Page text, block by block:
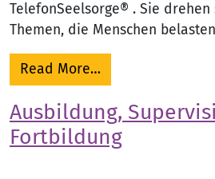
TelefonSeelsorge® . Sie
Themen, die Menschen
Read More…
Ausbildung,
Fortbildung